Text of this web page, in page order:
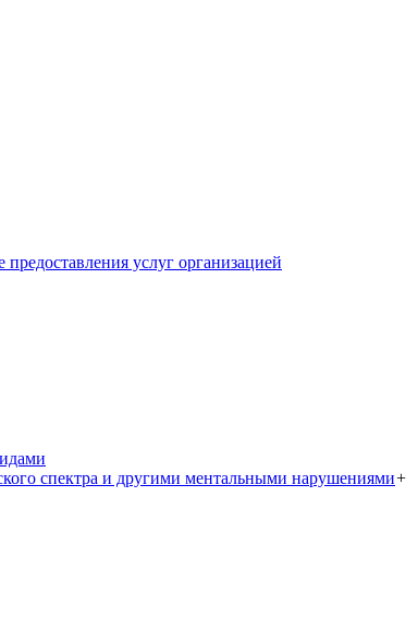
услуг организацией
спектра и другими ментальными нарушениями+